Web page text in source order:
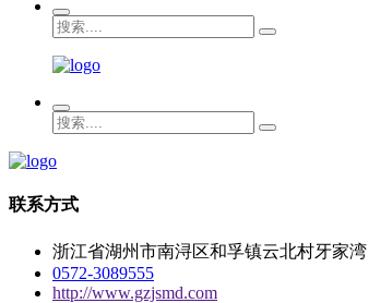
联系方式
浙江省湖州市南浔区和孚镇云北村牙家湾
0572-3089555
http://www.gzjsmd.com